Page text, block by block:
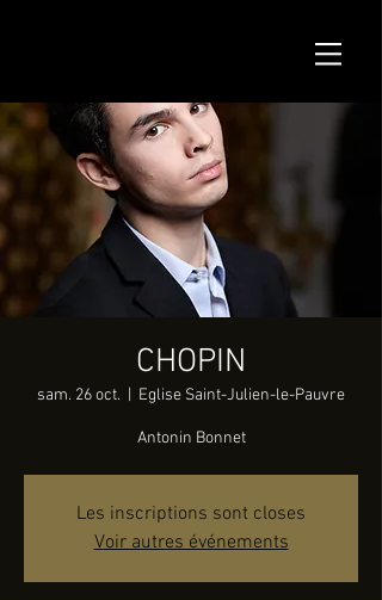
CHOPIN
sam. 26 oct. Eglise Saint-Julien-le-Pauvre
Antonin Bonnet
Les inscriptions sont closes
Voir autres événements